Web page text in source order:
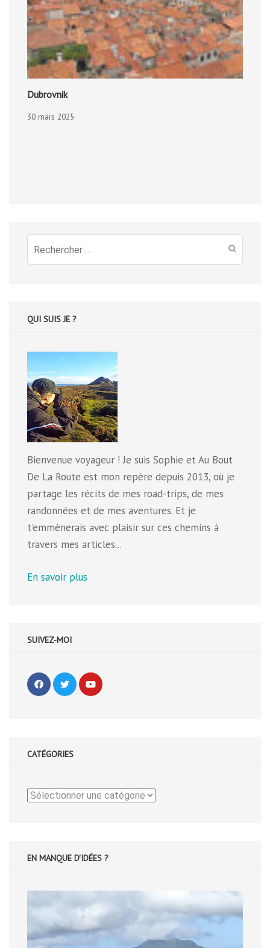
Dubrovnik
30 mars 2025
Recherche
pour
QUI SUIS JE ?
Bienvenue voyageur ! Je suis Sophie et Au Bout
De La Route est mon repère depuis 2013, où je
partage les récits de mes road-trips, de mes
randonnées et de mes aventures. Et je
t'emmènerais avec plaisir sur ces chemins à
travers mes articles...
En savoir plus
SUIVEZ-MOI
CATÉGORIES
Catégories
EN MANQUE D'IDÉES ?